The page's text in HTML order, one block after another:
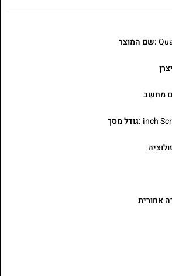
:שם המוצר
מחשב
:גודל מסך
אחורית